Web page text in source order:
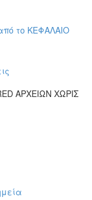
το ΚΕΦΑΛΑΙΟ
ΑΡΧΕΙΩΝ ΧΩΡΙΣ